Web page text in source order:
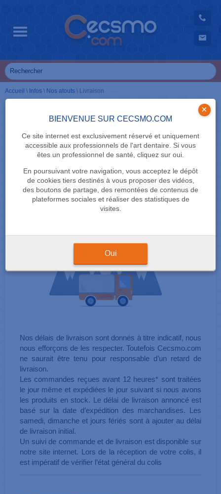
BIENVENUE SUR CECSMO.COM
Ce site internet est exclusivement réservé et uniquement
accessible aux professionnels de l'art dentaire. Si vous
êtes un professionnel de santé, cliquez sur oui.
En poursuivant votre navigation, vous acceptez le dépôt
de cookies tiers destinés à vous proposer des vidéos,
des boutons de partage, des remontées de contenus de
plateformes sociales et réaliser des statistiques de
visites.
×
Oui
Accueil \ Infos \ Nos atouts \ Livraison
NOS ATOUTS
En raison de la crise sanitaire liée au COVID-
19, nos délais de livraison peuvent être
allongés exceptionnellement.
Nos délais de livraison sont donnés à titre indicatif, nous
nous efforçons de les respecter. Toutefois Cecsmo.com
ne saurait être tenu pour responsable d’un retard de
livraison.
Les commandes reçues avant 12 heures* sont traitées
le jour même et expédiées le jour suivant si nous avons
les produits en stock. Le délai de livraison annoncé est
basé sur la date d’expédition des marchandises. Les
samedi, dimanche et jours fériés sont à ajouter au délai
de livraison initial.
Un suivi de commande et de livraison est disponible sur
notre site internet. Lors de la réception de votre colis, il
est impératif de vérifier l’état général du colis